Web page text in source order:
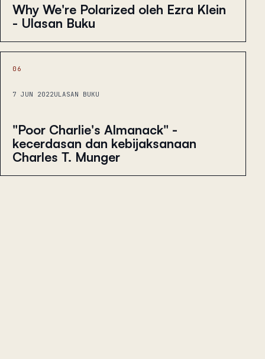
Why We're Polarized oleh Ezra Klein
- Ulasan Buku
06
7 JUN 2022ULASAN BUKU
"Poor Charlie's Almanack" -
kecerdasan dan kebijaksanaan
Charles T. Munger